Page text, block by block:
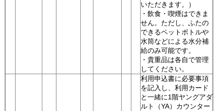
いただきます。）
・飲食・喫煙はできま
せん。ただし、ふたの
できるペットボトルや
水筒などによる水分補
給のみ可能です。
・貴重品は各自で管理
してください。
利用申込書に必要事項
を記入し、利用カード
と一緒に1階ヤングアダ
ルト（YA）カウンター